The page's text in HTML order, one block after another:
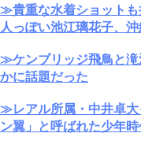
≫貴重な水着ショットも
人っぽい池江璃花子、
≫ケンブリッジ飛鳥と
かに話題だった
≫レアル所属・中井卓
ン翼」と呼ばれた少年